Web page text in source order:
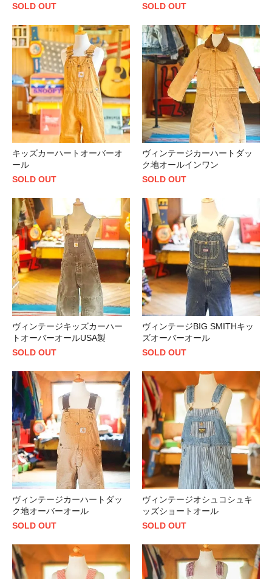
SOLD OUT
SOLD OUT
キッズカーハートオーバーオ
ール
SOLD OUT
ヴィンテージカーハートダッ
ク地オールインワン
SOLD OUT
ヴィンテージキッズカーハー
トオーバーオールUSA製
SOLD OUT
ヴィンテージBIG SMITHキッ
ズオーバーオール
SOLD OUT
ヴィンテージカーハートダッ
ク地オーバーオール
SOLD OUT
ヴィンテージオシュコシュキ
ッズショートオール
SOLD OUT